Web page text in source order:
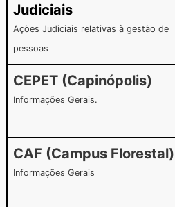
Judiciais
Ações Judiciais relativas à gestão de
pessoas
CEPET (Capinópolis)
Informações Gerais.
CAF (Campus Florestal)
Informações Gerais